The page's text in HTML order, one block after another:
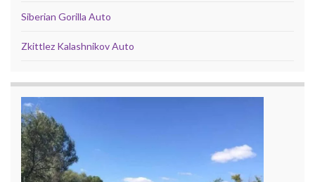
Siberian Gorilla Auto
Zkittlez Kalashnikov Auto